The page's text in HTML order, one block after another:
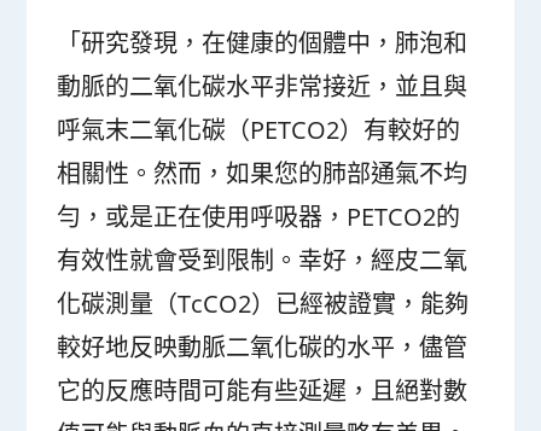
「研究發現，在健康的個體中，肺泡和
動脈的二氧化碳水平非常接近，並且與
呼氣末二氧化碳（PETCO2）有較好的
相關性。然而，如果您的肺部通氣不均
勻，或是正在使用呼吸器，PETCO2的
有效性就會受到限制。幸好，經皮二氧
化碳測量（TcCO2）已經被證實，能夠
較好地反映動脈二氧化碳的水平，儘管
它的反應時間可能有些延遲，且絕對數